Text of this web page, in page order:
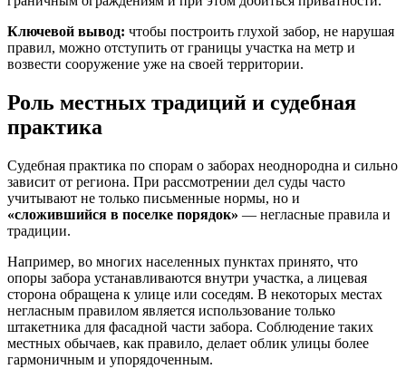
Ключевой вывод: чтобы построить глухой забор, не нарушая
правил, можно отступить от границы участка на метр и
возвести сооружение уже на своей территории.
Роль местных традиций и судебная
практика
Судебная практика по спорам о заборах неоднородна и сильно
зависит от региона. При рассмотрении дел суды часто
учитывают не только письменные нормы, но и
«сложившийся в поселке порядок» — негласные правила и
традиции.
Например, во многих населенных пунктах принято, что
опоры забора устанавливаются внутри участка, а лицевая
сторона обращена к улице или соседям. В некоторых местах
негласным правилом является использование только
штакетника для фасадной части забора. Соблюдение таких
местных обычаев, как правило, делает облик улицы более
гармоничным и упорядоченным.